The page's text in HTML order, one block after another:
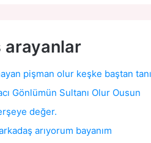
arayanlar
pişman olur keşke baştan
Gönlümün Sultanı Olur Ousun
değer.
arıyorum bayanım